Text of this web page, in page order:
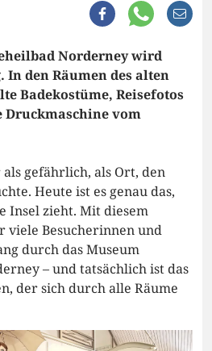
Norderney wird
In den Räumen des alten
Badekostüme, Reisefotos
Druckmaschine vom
gefährlich, als Ort, den
Heute ist es genau das,
Insel zieht. Mit diesem
viele Besucherinnen und
durch das Museum
– und tatsächlich ist das
der sich durch alle Räume